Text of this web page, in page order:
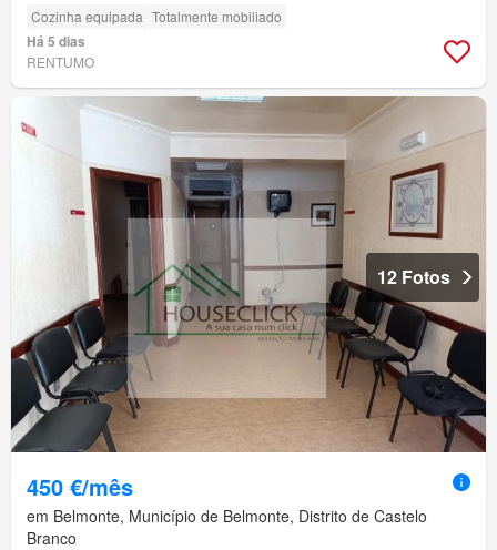
Cozinha equipada Totalmente mobiliado
Há 5 dias
RENTUMO
12 Fotos
450 €/mês
em Belmonte, Município de Belmonte, Distrito de Castelo
Branco